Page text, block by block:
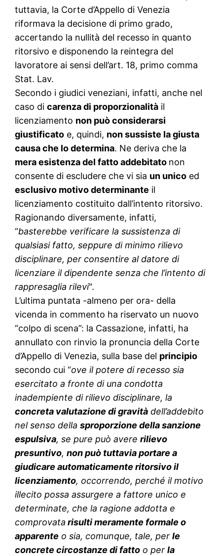
tuttavia, la Corte d’Appello di Venezia
riformava la decisione di primo grado,
accertando la nullità del recesso in quanto
ritorsivo e disponendo la reintegra del
lavoratore ai sensi dell’art. 18, primo comma
Stat. Lav.
Secondo i giudici veneziani, infatti, anche nel
caso dicarenza di proporzionalità il
licenziamento non può considerarsi
giustificato e, quindi, non sussiste la giusta
causa che lo determina. Ne deriva che la
mera esistenza del fatto addebitato non
consente di escludere che vi sia un unico ed
esclusivo motivo determinante il
licenziamento costituito dall’intento ritorsivo.
Ragionando diversamente, infatti,
“basterebbe verificare la sussistenza di
qualsiasi fatto, seppure di minimo rilievo
disciplinare, per consentire al datore di
licenziare il dipendente senza che l’intento di
rappresaglia rilevi".
L’ultima puntata -almeno per ora- della
vicenda in commento ha riservato un nuovo
“colpo di scena”: la Cassazione, infatti, ha
annullato con rinvio la pronuncia della Corte
d’Appello di Venezia, sulla base del principio
secondo cui “ove il potere di recesso sia
esercitato a fronte di una condotta
inadempiente di rilievo disciplinare, la
concreta valutazione di gravità dell’addebito
nel senso dellasproporzione della sanzione
espulsiva, se pure può avererilievo
presuntivo,non può tuttavia portare a
giudicare automaticamente ritorsivo il
licenziamento, occorrendo, perché il motivo
illecito possa assurgere a fattore unico e
determinate, che la ragione addotta e
comprovata risulti meramente formale o
apparente o sia, comunque, tale, perle
concrete circostanze di fatto o perla